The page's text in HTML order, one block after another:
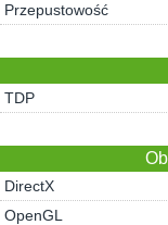
Przepustowość
TDP
DirectX
OpenGL